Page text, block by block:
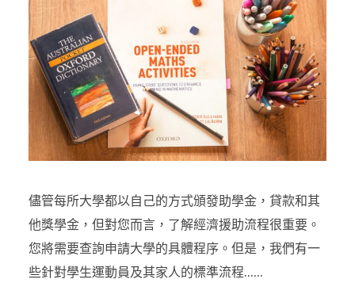
儘管每所大學都以自己的方式頒發助學金，貸款和其
他獎學金，但對您而言，了解經濟援助流程很重要。
您將需要查詢申請大學的具體程序。但是，我們有一
些針對學生運動員及其家人的標準流程......